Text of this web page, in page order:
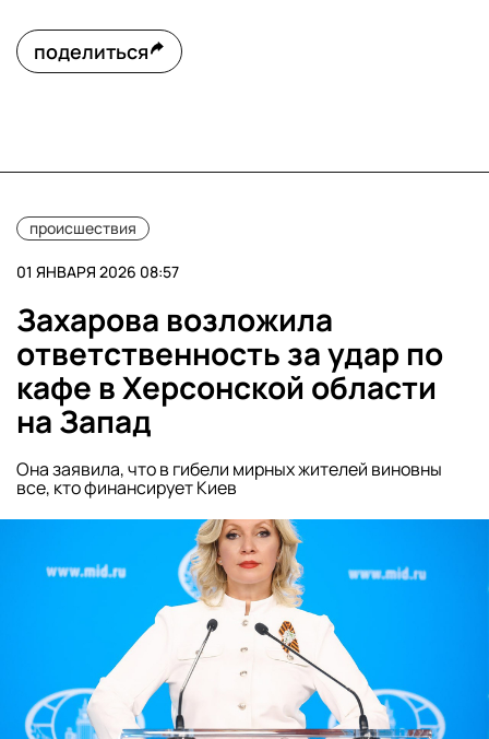
поделиться
происшествия
01 ЯНВАРЯ 2026 08:57
Захарова возложила
ответственность за удар по
кафе в Херсонской области
на Запад
Она заявила, что в гибели мирных жителей виновны
все, кто финансирует Киев